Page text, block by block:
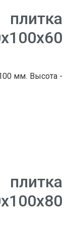
мм. Высота -